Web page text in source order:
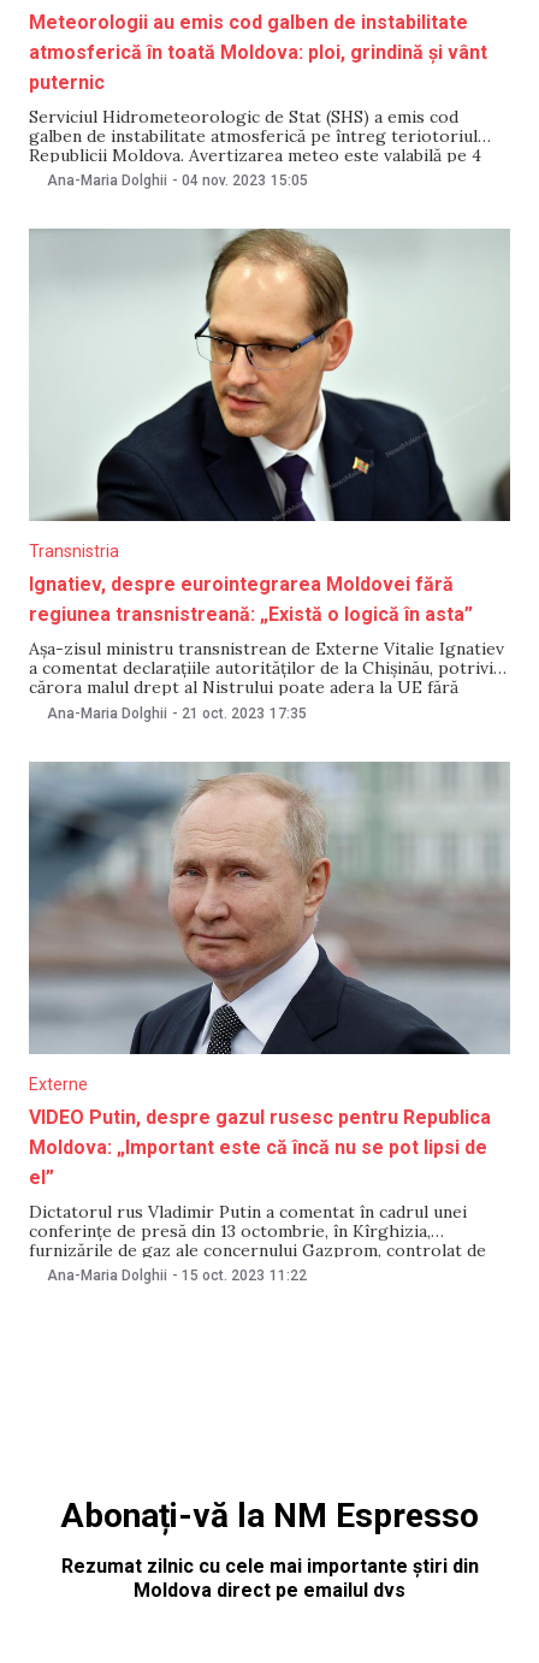
Meteorologii au emis cod galben de instabilitate
atmosferică în toată Moldova: ploi, grindină și vânt
puternic
Serviciul Hidrometeorologic de Stat (SHS) a emis cod
galben de instabilitate atmosferică pe întreg teriotoriul
Republicii Moldova. Avertizarea meteo este valabilă pe 4
noiembrie, în perioada orelor 14:00 – 00:00. Potrivit SHS,
astăzi vremea va fi instabiă. Se așteaptă descărcări electrice,
Ana-Maria Dolghii - 04 nov. 2023 15:05
Transnistria
Ignatiev, despre eurointegrarea Moldovei fără
regiunea transnistreană: „Există o logică în asta”
Așa-zisul ministru transnistrean de Externe Vitalie Ignatiev
a comentat declarațiile autorităților de la Chișinău, potrivit
cărora malul drept al Nistrului poate adera la UE fără
regiunea transnistreană și, ulterior, să rezolve conflictul
teritorial. Ignatiev a declarat pentru RIA Novosti că
separate”
Ana-Maria Dolghii - 21 oct. 2023 17:35
Externe
VIDEO Putin, despre gazul rusesc pentru Republica
Moldova: „Important este că încă nu se pot lipsi de
el”
Dictatorul rus Vladimir Putin a comentat în cadrul unei
conferințe de presă din 13 octombrie, în Kîrghizia,
furnizările de gaz ale concernului Gazprom, controlat de
regimul de la Kremlin, către Republica Moldova. Putin a
spus că în timpul negocierilor contractului de furnizare a
Ana-Maria Dolghii - 15 oct. 2023 11:22
Abonați-vă la NM Espresso
Rezumat zilnic cu cele mai importante știri din
Moldova direct pe emailul dvs